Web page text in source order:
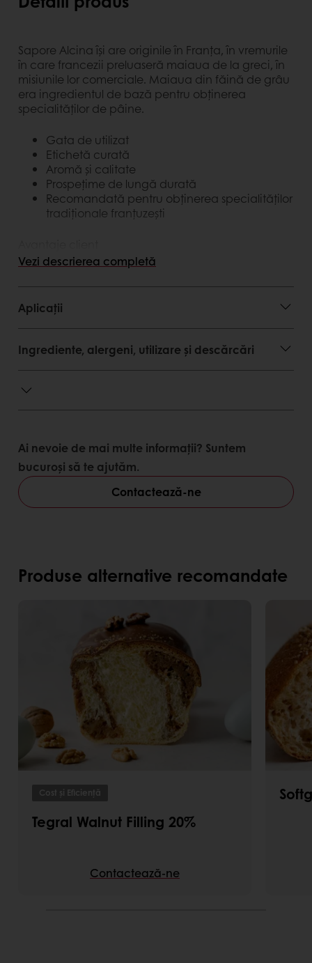
Sapore Alcina își are originile în Franța, în vremurile
în care francezii preluaseră maiaua de la greci, în
misiunile lor comerciale. Maiaua din făină de grâu
era ingredientul de bază pentru obținerea
specialităților de pâine.
Gata de utilizat
Etichetă curată
Aromă și calitate
Prospețime de lungă durată
Recomandată pentru obținerea specialităților
tradiționale franțuzești
Versatilitate
Maia stabilizată cu sare, cunoscut fiind faptul
că sarea este cel mai natural și tradițional
mod de a conserva alimentele
Nu necesită condiții speciale de depozitare
Prospețime de excepție
Etichetă curată
Avantaje client
Vezi descrierea completă
Aplicații
Ingrediente, alergeni, utilizare și descărcări
Ai nevoie de mai multe informații? Suntem
bucuroși să te ajutăm.
Contactează-ne
Produse alternative recomandate
Cost și Eficiență
Tegral Walnut Filling 20%
Contactează-ne